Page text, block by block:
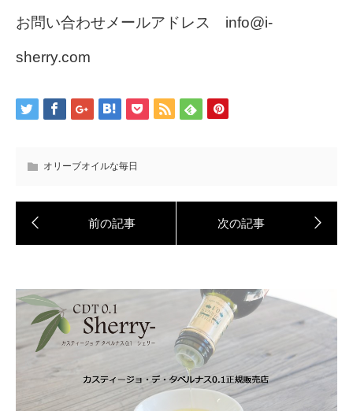
お問い合わせメールアドレス info@i-
sherry.com
オリーブオイルな毎日